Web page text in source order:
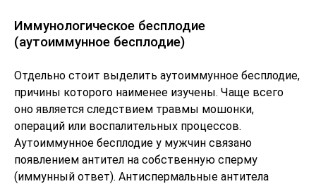
Иммунологическое бесплодие
(аутоиммунное бесплодие)
Отдельно стоит выделить аутоиммунное бесплодие,
причины которого наименее изучены. Чаще всего
оно является следствием травмы мошонки,
операций или воспалительных процессов.
Аутоиммунное бесплодие у мужчин связано
появлением антител на собственную сперму
(иммунный ответ). Антиспермальные антитела